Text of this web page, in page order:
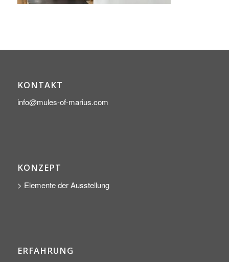
KONTAKT
info@mules-of-marius.com
KONZEPT
> Elemente der Ausstellung
ERFAHRUNG